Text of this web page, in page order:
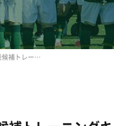
村松智子選手 日本女子代表候補トレーニングキャンプ辞退のお知らせ